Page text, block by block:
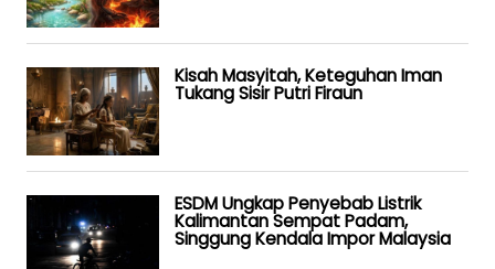
Kisah Masyitah, Keteguhan Iman
Tukang Sisir Putri Firaun
ESDM Ungkap Penyebab Listrik
Kalimantan Sempat Padam,
Singgung Kendala Impor Malaysia